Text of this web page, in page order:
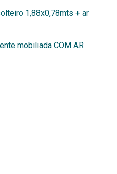
1,88x0,78mts + ar
mobiliada COM AR